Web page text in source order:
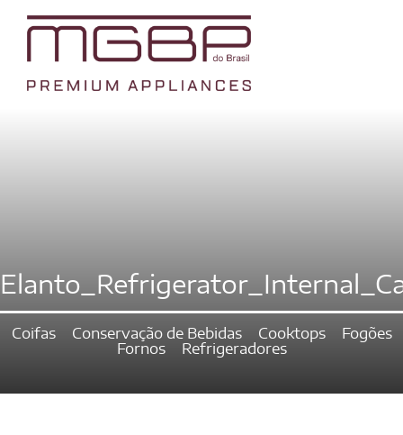
Coifas Conservação de Bebidas Cooktops
Fogões
Fornos
Refrigeradores